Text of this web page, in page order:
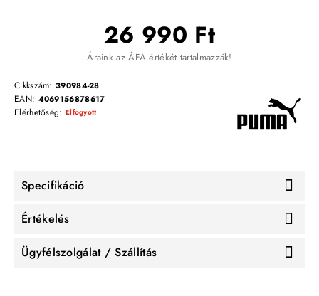
26 990 Ft
Áraink az ÁFA értékét tartalmazzák!
Cikkszám: 390984-28
EAN: 4069156878617
Elérhetőség: Elfogyott
Specifikáció
Értékelés
Ügyfélszolgálat / Szállítás